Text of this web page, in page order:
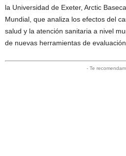
la Universidad de Exeter, Arctic
Mundial, que analiza los efectos del
salud y la atención sanitaria a nivel
de nuevas herramientas de
- Te